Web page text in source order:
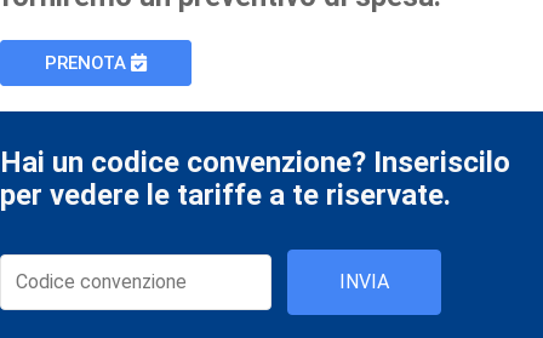
PRENOTA
Hai un codice convenzione? Inseriscilo
per vedere le tariffe a te riservate.